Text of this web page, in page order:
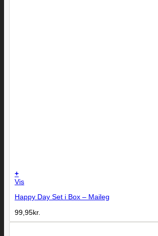
+
Vis
Happy Day Set i Box – Maileg
99,95kr.